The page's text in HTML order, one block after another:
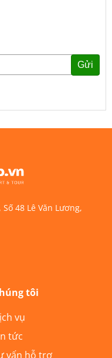
Gửi
48 Lê Văn Lương,
tôi
vụ
tức
vấn hỗ trợ